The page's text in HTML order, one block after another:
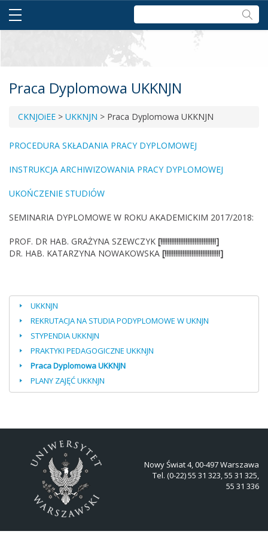
Szukaj:
Praca Dyplomowa UKKNJN
CKNJOiEE > UKKNJN > Praca Dyplomowa UKKNJN
PROCEDURA SKŁADANIA PRACY DYPLOMOWEJ
INSTRUKCJA ARCHIWIZOWANIA PRACY DYPLOMOWEJ
UKOŃCZENIE STUDIÓW
SEMINARIA DYPLOMOWE W ROKU AKADEMICKIM 2017/2018:
PROF. DR HAB. GRAŻYNA SZEWCZYK [!!!!!!!!!!!!!!!!!!!!!!!!!!!!!!!]
DR. HAB. KATARZYNA NOWAKOWSKA [!!!!!!!!!!!!!!!!!!!!!!!!!!!!!!!]
UKKNJN
REKRUTACJA NA STUDIA PODYPLOMOWE W UKNJN
STYPENDIA UKKNJN
PRAKTYKI PEDAGOGICZNE UKKNJN
Praca Dyplomowa UKKNJN
PLANY ZAJĘĆ UKKNJN
Nowy Świat 4, 00-497 Warszawa
Tel. (0-22) 55 31 323, 55 31 325,
55 31 336